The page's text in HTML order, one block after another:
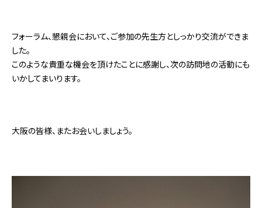
フォーラム、懇親会において、ご参加の先生方としっかり交流ができま
した。
このような貴重な機会を頂けたことに感謝し、次の訪問地の活動にも
いかしてまいります。
大阪の皆様、またお会いしましょう。